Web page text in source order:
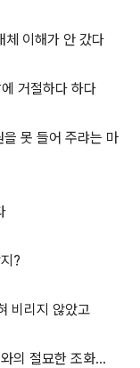
체 이해가 안 갔다
거절하다 하다
못 들어 주랴는 마
?
비리지 않았고
의 절묘한 조화...